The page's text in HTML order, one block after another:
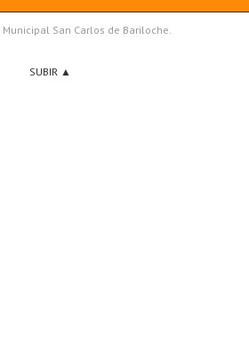
San Carlos de Bariloche.
SUBIR ▲